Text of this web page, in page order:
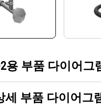
용 부품 다이어그
세 부품 다이어그